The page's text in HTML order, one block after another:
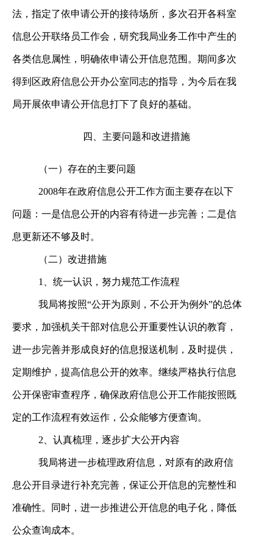
法，指定了依申请公开的接待场所，多次召开各科室
信息公开联络员工作会，研究我局业务工作中产生的
各类信息属性，明确依申请公开信息范围。期间多次
得到区政府信息公开办公室同志的指导，为今后在我
局开展依申请公开信息打下了良好的基础。
四、 主要问题和改进措施
（一）存在的主要问题
2008年在政府信息公开工作方面主要存在以下
问题：一是信息公开的内容有待进一步完善；二是信
息更新还不够及时。
（二）改进措施
1 、统一认识，努力规范工作流程
我局将按照“公开为原则，不公开为例外”的总体
要求，加强机关干部对信息公开重要性认识的教育，
进一步完善并形成良好的信息报送机制，及时提供，
定期维护，提高信息公开的效率。继续严格执行信息
公开保密审查程序，确保政府信息公开工作能按照既
定的工作流程有效运作，公众能够方便查询。
2 、认真梳理，逐步扩大公开内容
我局将进一步梳理政府信息，对原有的政府信
息公开目录进行补充完善，保证公开信息的完整性和
准确性。同时，进一步推进公开信息的电子化，降低
公众查询成本。